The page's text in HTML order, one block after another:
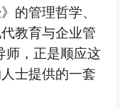
的管理哲学、
教育与企业管
师，正是顺应这
士提供的一套